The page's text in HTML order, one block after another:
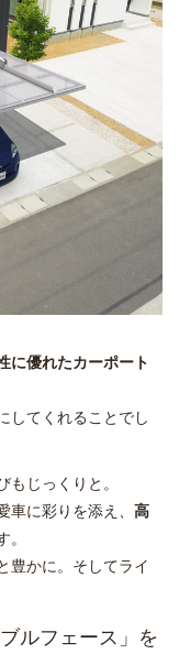
に優れたカーポート
してくれることでし
じっくりと。
車に彩りを添え、 高
豊かに。そしてライ
ルフェース」を